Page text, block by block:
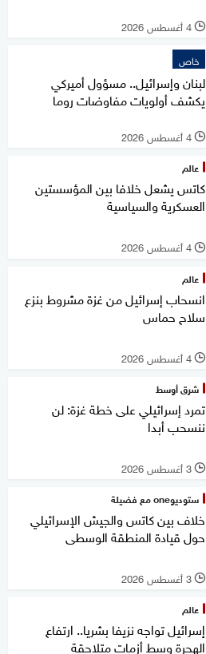
l 4 أغسطس 2026
خاص
لبنان وإسرائيل.. مسؤول أميركي
يكشف أولويات مفاوضات روما
l 4 أغسطس 2026
عالم
كاتس يشعل خلافا بين المؤسستين
العسكرية والسياسية
l 4 أغسطس 2026
عالم
انسحاب إسرائيل من غزة مشروط بنزع
سلاح حماس
l 4 أغسطس 2026
شرق أوسط
تمرد إسرائيلي على خطة غزة: لن
ننسحب أبدا
l 3 أغسطس 2026
ستوديوone مع فضيلة
خلاف بين كاتس والجيش الإسرائيلي
حول قيادة المنطقة الوسطى
l 3 أغسطس 2026
عالم
إسرائيل تواجه نزيفا بشريا.. ارتفاع
الهجرة وسط أزمات متلاحقة